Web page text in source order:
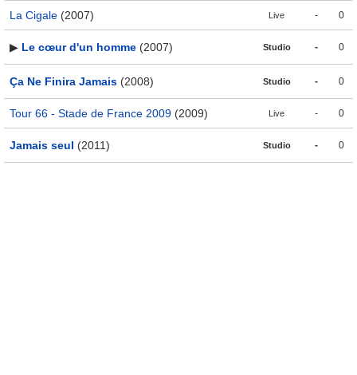
La Cigale (2007) Live - 0
▶ Le cœur d'un homme (2007) Studio - 0
Ça Ne Finira Jamais (2008) Studio - 0
Tour 66 - Stade de France 2009 (2009) Live - 0
Jamais seul (2011) Studio - 0